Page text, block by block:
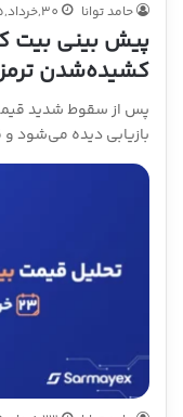
حامد توانا 30,خرداد,1405
کشیده‌شدن
پس از سقوط شدید
بازیابی دیده می‌شود